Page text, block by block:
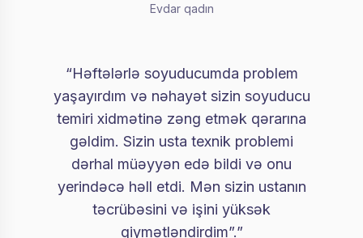
Evdar qadın
“Həftələrlə soyuducumda problem
yaşayırdım və nəhayət sizin soyuducu
temiri xidmətinə zəng etmək qərarına
gəldim. Sizin usta texnik problemi
dərhal müəyyən edə bildi və onu
yerindəcə həll etdi. Mən sizin ustanın
təcrübəsini və işini yüksək
qiymətləndirdim”.”